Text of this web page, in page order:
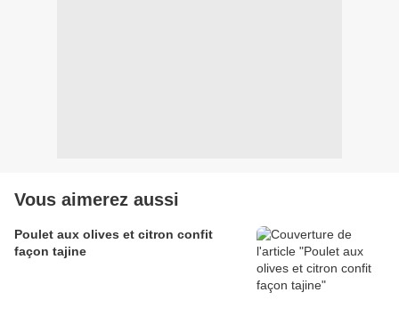
Vous aimerez aussi
Poulet aux olives et citron confit
façon tajine